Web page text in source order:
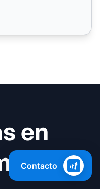
en
Contacto